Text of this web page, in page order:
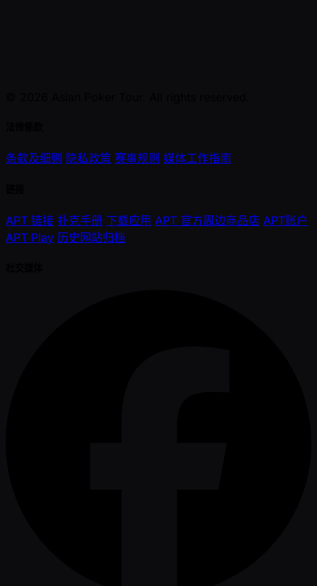
条款及细则 隐私政策 赛事规则 媒体工作指南
APT 链接 扑克手册 下载应用 APT 官方周边商品店 APT账户
APT Play 历史网站归档